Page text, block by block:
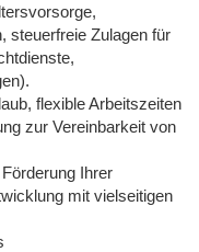
steuerfreie Zulagen für
flexible Arbeitszeiten
zur Vereinbarkeit von
Förderung Ihrer
mit vielseitigen